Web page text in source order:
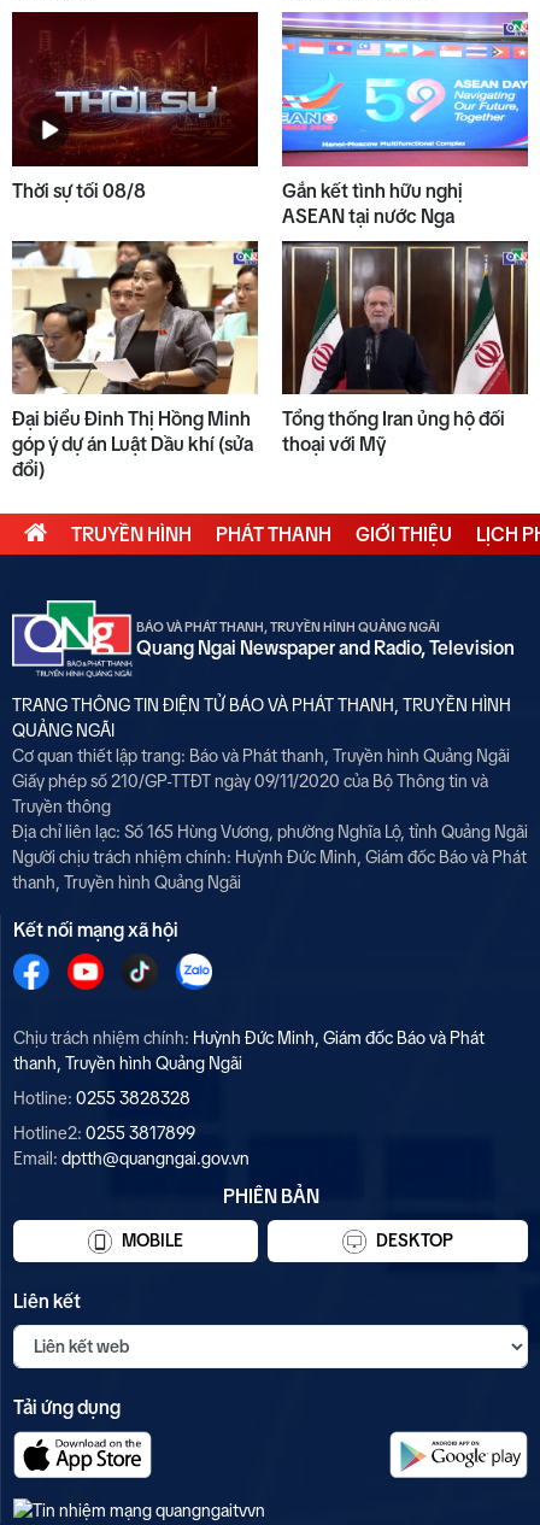
Thời sự tối 08/8
Gắn kết tình hữu nghị
ASEAN tại nước Nga
Đại biểu Đinh Thị Hồng Minh
góp ý dự án Luật Dầu khí (sửa
đổi)
Tổng thống Iran ủng hộ đối
thoại với Mỹ
TRUYỀN HÌNH PHÁT THANH GIỚI THIỆU LỊCH
BÁO VÀ PHÁT THANH, TRUYỀN HÌNH QUẢNG NGÃI
Quang Ngai Newspaper and Radio, Television
TRANG THÔNG TIN ĐIỆN TỬ BÁO VÀ PHÁT THANH, TRUYỀN HÌNH
QUẢNG NGÃI
Cơ quan thiết lập trang: Báo và Phát thanh, Truyền hình Quảng Ngãi
Giấy phép số 210/GP-TTĐT ngày 09/11/2020 của Bộ Thông tin và
Truyền thông
Địa chỉ liên lạc: Số 165 Hùng Vương, phường Nghĩa Lộ, tỉnh Quảng Ngãi
Người chịu trách nhiệm chính: Huỳnh Đức Minh, Giám đốc Báo và Phát
thanh, Truyền hình Quảng Ngãi
Kết nối mạng xã hội
Chịu trách nhiệm chính: Huỳnh Đức Minh, Giám đốc Báo và Phát
thanh, Truyền hình Quảng Ngãi
Hotline: 0255 3828328
Hotline2: 0255 3817899
Email: dptth@quangngai.gov.vn
PHIÊN BẢN
MOBILE DESKTOP
Liên kết
Tải ứng dụng